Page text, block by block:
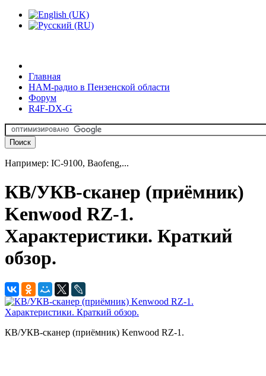
Главная
HAM-радио в Пензенской области
Форум
R4F-DX-G
Например: IC-9100, Baofeng,...
КВ/УКВ-сканер (приёмник)
Kenwood RZ-1.
Характеристики. Краткий
обзор.
КВ/УКВ-сканер (приёмник) Kenwood RZ-1.